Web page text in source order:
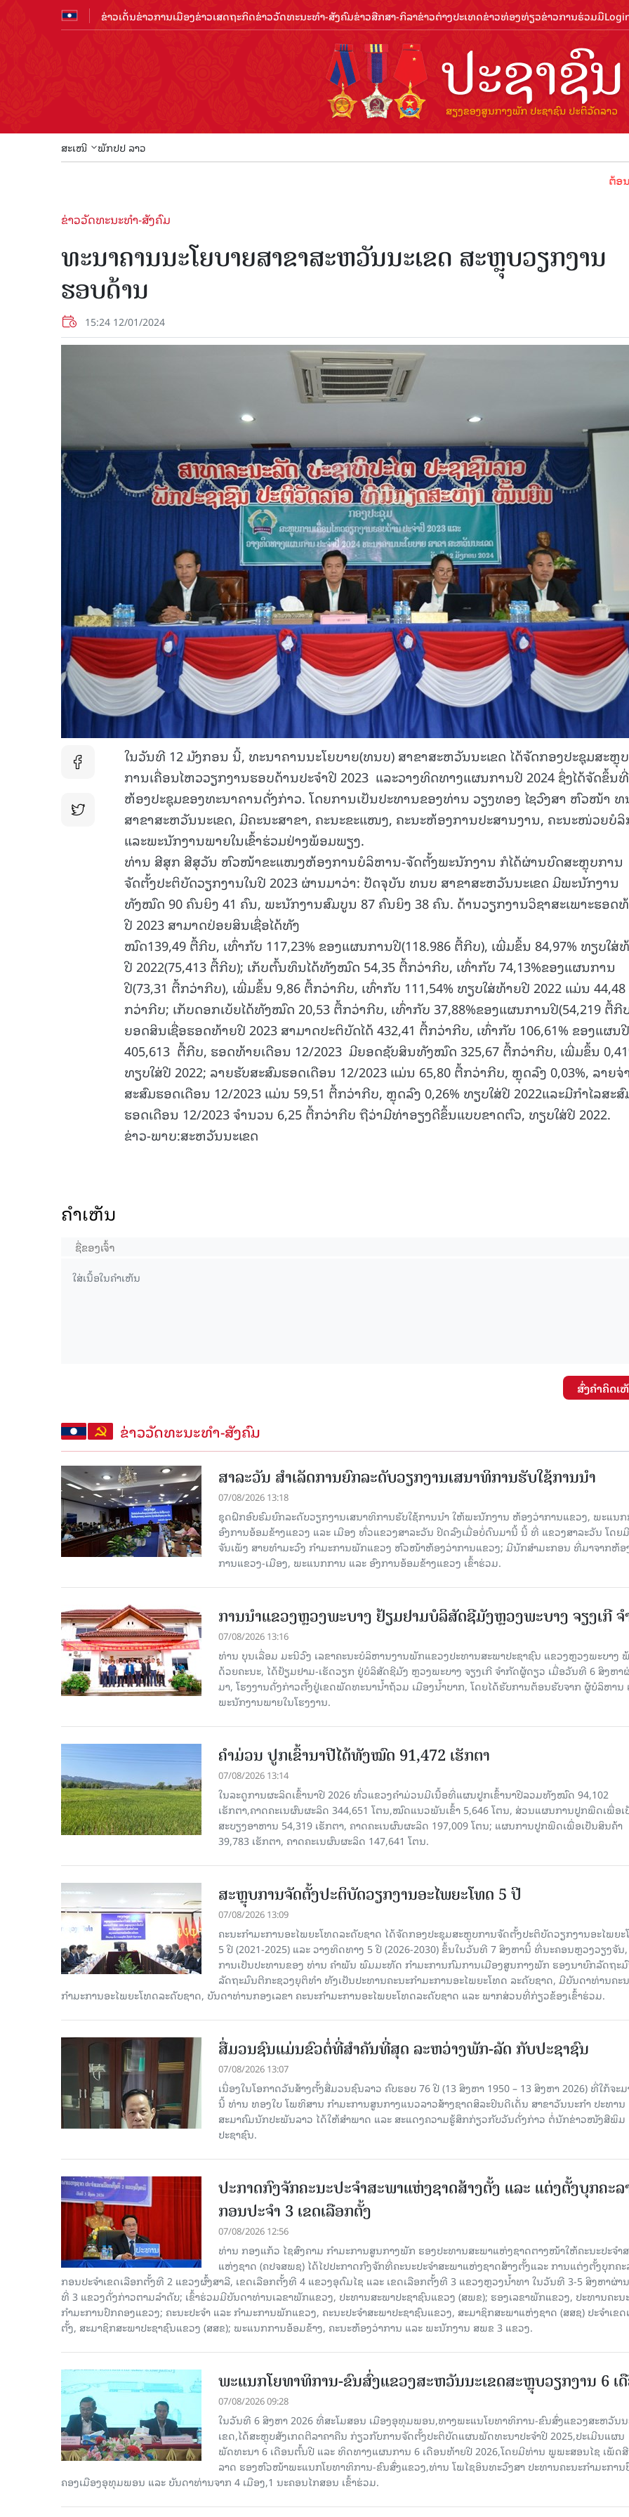
ຂ່າວເດັ່ນຂ່າວການເມືອງຂ່າວເສດຖະກິດຂ່າວວັດທະນະທຳ-ສັງຄົມຂ່າວສືກສາ-ກິລາຂ່າວຕ່າງປະເທດຂ່າວທ່ອງທ່ຽວຂ່າວການຮ່ວມມື
ສະເໜີ ພັກປປ ລາວ
ຕ້ອນຮັບປີທ່
ຂ່າວວັດທະນະທຳ-ສັງຄົມ
ທະນາຄານນະໂຍບາຍສາຂາສະຫວັນນະເຂດ ສະຫຼຸບວຽກງານ
ຮອບດ້ານ
15:24 12/01/2024
ໃນວັນທີ 12 ມັງກອນ ນີ້, ທະນາຄານນະໂຍບາຍ(ທນບ) ສາຂາສະຫວັນນະເຂດ ໄດ້ຈັດກອງປະຊຸມສະຫຼຸບ
ການເຄື່ອນໄຫວວຽກງານຮອບດ້ານປະຈໍາປີ 2023 ແລະວາງທິດທາງແຜນການປີ 2024 ຊຶ່ງໄດ້ຈັດຂຶ້ນທີ່
ຫ້ອງປະຊຸມຂອງທະນາຄານດັ່ງກ່າວ. ໂດຍການເປັນປະທານຂອງທ່ານ ວຽງທອງ ໄຊວົງສາ ຫົວໜ້າ
ສາຂາສະຫວັນນະເຂດ, ມີຄະນະສາຂາ, ຄະນະຂະແໜງ, ຄະນະຫ້ອງການປະສານງານ, ຄະນະໜ່ວຍບໍ
ແລະພະນັກງານພາຍໃນເຂົ້າຮ່ວມຢ່າງພ້ອມພຽງ.
ທ່ານ ສີສຸກ ສີສຸວັນ ຫົວໜ້າຂະແໜງຫ້ອງການບໍລິຫານ-ຈັດຕັ້ງພະນັກງານ ກໍໄດ້ຜ່ານບົດສະຫຼຸບການ
ຈັດຕັ້ງປະຕິບັດວຽກງານໃນປີ 2023 ຜ່ານມາວ່າ: ປັດຈຸບັນ ທນບ ສາຂາສະຫວັນນະເຂດ ມີພະນັກງານ
ທັງໝົດ 90 ຄົນຍິງ 41 ຄົນ, ພະນັກງານສົມບູນ 87 ຄົນຍິງ 38 ຄົນ. ດ້ານວຽກງານວິຊາສະເພາະຮອດ
ປີ 2023 ສາມາດປ່ອຍສິນເຊື່ອໄດ້ທັງ
ໝົດ139,49 ຕື້ກີບ, ເທົ່າກັບ 117,23% ຂອງແຜນການປີ(118.986 ຕື້ກີບ), ເພີ່ມຂຶ້ນ 84,97% ທຽບໃສ່
ປີ 2022(75,413 ຕື້ກີບ); ເກັບຕົ້ນທຶນໄດ້ທັງໝົດ 54,35 ຕື້ກວ່າກີບ, ເທົ່າກັບ 74,13%ຂອງແຜນການ
ປີ(73,31 ຕື້ກວ່າກີບ), ເພີ່ມຂຶ້ນ 9,86 ຕື້ກວ່າກີບ, ເທົ່າກັບ 111,54% ທຽບໃສ່ທ້າຍປີ 2022 ແມ່ນ
ກວ່າກີບ; ເກັບດອກເບ້ຍໄດ້ທັງໝົດ 20,53 ຕື້ກວ່າກີບ, ເທົ່າກັບ 37,88%ຂອງແຜນການປີ(54,219 ຕື້ກີ
ຍອດສິນເຊື່ອຮອດທ້າຍປີ 2023 ສາມາດປະຕິບັດໄດ້ 432,41 ຕື້ກວ່າກີບ, ເທົ່າກັບ 106,61% ຂອງແຜນປີ
405,613 ຕື້ກີບ, ຮອດທ້າຍເດືອນ 12/2023 ມີຍອດຊັບສິນທັງໝົດ 325,67 ຕື້ກວ່າກີບ, ເພີ່ມຂຶ້ນ
ທຽບໃສ່ປີ 2022; ລາຍຮັບສະສົມຮອດເດືອນ 12/2023 ແມ່ນ 65,80 ຕື້ກວ່າກີບ, ຫຼຸດລົງ 0,03%, ລາຍຈ່
ສະສົມຮອດເດືອນ 12/2023 ແມ່ນ 59,51 ຕື້ກວ່າກີບ, ຫຼຸດລົງ 0,26% ທຽບໃສ່ປີ 2022ແລະມີກໍາໄລສະສົ
ຮອດເດືອນ 12/2023 ຈໍານວນ 6,25 ຕື້ກວ່າກີບ ຖືວ່າມີທ່າອຽງດີຂຶ້ນແບບຂາດຕົວ, ທຽບໃສ່ປີ 2022.
ຂ່າວ-ພາບ:ສະຫວັນນະເຂດ
ຄໍາເຫັນ
ສົ່ງຄໍາຄິດເ
ຂ່າວວັດທະນະທຳ-ສັງຄົມ
ສາລະວັນ ສໍາເລັດການຍົກລະດັບວຽກງານເສນາທິການຮັບໃຊ້ການນໍາ
07/08/2026 13:18
ຊຸດຝຶກອົບຮົມຍົກລະດັບວຽກງານເສນາທິການຮັບໃຊ້ການນໍາ ໃຫ້ພະນັກງານ ຫ້ອງວ່າການແຂວງ, ພະແນ
ອົງການອ້ອມຂ້າງແຂວງ ແລະ ເມືອງ ທົ່ວແຂວງສາລະວັນ ປິດລົງເມື່ອ​ບໍ່​ດົນ​ມາ​ນີ້ ນີ້ ທີ່ ແຂວງສາລະວັນ ໂດຍ​
ຈັນເພັງ ສາຍທຳມະວົງ ກຳມະການພັກແຂວງ ຫົວໜ້າຫ້ອງວ່າການແຂວງ; ມີນັກສຳມະກອນ ທີ່ມາຈາກຫ້ອ
ການແຂວງ-ເມືອງ, ພະແນກການ ແລະ ອົງການອ້ອມຂ້າງແຂວງ ເຂົ້າຮ່ວມ.
ການນຳແຂວງຫຼວງພະບາງ ຢ້ຽມ​ຢາມບໍ​ລິ​ສັດຊີມັງຫຼວງພະບາງ ຈຽງເກີ ຈໍ
07/08/2026 13:16
ທ່ານ ບຸນເລື່ອມ ມະນີວົງ ເລ​ຂາ​ຄະ​ນະ​ບໍ​ລິ​ຫານ​ງານ​ພັກແຂວງປະທານສະພາປະຊາຊົນ ແຂວງຫຼວງພະບາງ
ດ້ວຍຄະນະ, ໄດ້ຢ້ຽມຢາມ-ເຮັດວຽກ ຢູ່ບໍລິສັດຊີມັງ ຫຼວງພະບາງ ຈຽງເກີ ຈໍາກັດຜູ້ດຽວ ເມື່ອ​ວັນ​ທີ 6 ສິງ​ຫາ​
ມາ, ໂຮງ​ງານ​ດັ່ງ​ກ່າວຕັ້ງຢູ່ເຂດພັດທະນານ້ຳຖ້ວມ ເມືອງນໍ້າບາກ, ໂດຍໄດ້ຮັບການຕ້ອນຮັບຈາກ ຜູ້ບໍລິຫານ
ພະນັກງານພາຍໃນໂຮງງານ.
ຄໍາມ່ວນ ປູກເຂົ້ານາປີໄດ້ທັງໝົດ 91,472 ເຮັກຕາ
07/08/2026 13:14
ໃນລະດູການຜະລິດເຂົ້ານາປີ 2026 ທົ່ວແຂວງຄໍາມ່ວນມີເນື້ອທີ່ແຜນປູກເຂົ້ານາປີລວມທັງໝົດ 94,102
ເຮັກຕາ,ຄາດຄະເນຜົນຜະລິດ 344,651 ໂຕນ,ໝົດແນວພັນເຂົ້າ 5,646 ໂຕນ, ສ່ວນແຜນການປູກພືດເພື່ອເ
ສະບຽງອາຫານ 54,319 ເຮັກຕາ, ຄາດຄະເນຜົນຜະລິດ 197,009 ໂຕນ; ແຜນການປູກພືດເພື່ອເປັນສິນຄ້າ
39,783 ເຮັກຕາ, ຄາດຄະເນຜົນຜະລິດ 147,641 ໂຕນ.
ສະຫຼຸບການຈັດຕັ້ງປະຕິບັດວຽກງານອະໄພຍະໂທດ 5 ປີ
07/08/2026 13:09
ຄະນະກຳມະການອະໄພຍະໂທດລະດັບຊາດ ໄດ້ຈັດກອງປະຊຸມສະຫຼຸບການຈັດຕັ້ງປະຕິບັດວຽກງານອະໄພຍ
5 ປີ (2021-2025) ແລະ ວາງທິດທາງ 5 ປີ (2026-2030) ຂຶ້ນໃນວັນທີ 7 ສິງຫານີ້ ທີ່ນະຄອນຫຼວງວຽງຈັນ
ການເປັນປະທານຂອງ ທ່ານ ຄໍາພັນ ພົມມະທັດ ກຳມະການກົມການເມືອງສູນກາງພັກ ຮອງນາຍົກລັດຖະ
ລັດຖະມົນຕີກະຊວງຍຸຕິທຳ ທັງເປັນປະທານຄະນະກຳມະການອະໄພຍະໂທດ ລະດັບຊາດ, ມີບັນດາທ່ານຄະ
ກໍາມະການອະໄພຍະໂທດລະດັບຊາດ, ບັນດາທ່ານກອງເລຂາ ຄະນະກຳມະການອະໄພຍະໂທດລະດັບຊາດ ແລະ ພາກສ່ວນທີ່ກ່ຽວຂ້ອງເຂົ້າຮ່ວມ.
ສື່ມວນຊົນແມ່ນຂົວຕໍ່ທີ່ສໍາຄັນທີ່ສຸດ ລະຫວ່າງພັກ-ລັດ ກັບປະຊາຊົນ
07/08/2026 13:07
ເນື່ອງໃນໂອກາດວັນສ້າງຕັ້ງສື່ມວນຊົນລາວ ຄົບຮອບ 76 ປີ (13 ສິງຫາ 1950 – 13 ສິງຫາ 2026) ທີ່ໃກ້ຈະມ
ນີ້ ທ່ານ ທອງໃບ ໂພທິສານ ກໍາມະການສູນກາງແນວລາວສ້າງຊາດສິລະປິນດີເດັ່ນ ສາຂາວັນນະກໍາ ປະທານ
ສະມາຄົມນັກປະພັນລາວ ໄດ້ໃຫ້ສໍາພາດ ແລະ ສະແດງຄວາມຮູ້ສຶກກ່ຽວກັບວັນດັ່ງກ່າວ ຕໍ່ນັກຂ່າວໜັງສືພິມ
ປະຊາຊົນ.
ປະກາດກົງຈັກຄະນະປະຈໍາສະພາແຫ່ງຊາດສ້າງຕັ້ງ ແລະ ແຕ່ງຕັ້ງບຸກຄະລ
ກອນປະຈໍາ 3 ເຂດເລືອກຕັ້ງ
07/08/2026 12:56
ທ່ານ ກອງແກ້ວ ໄຊສົງຄາມ ກຳມະການສູນກາງພັກ ຮອງປະທານສະພາແຫ່ງຊາດຕາງໜ້າໃຫ້ຄະນະປະຈໍາ
ແຫ່ງຊາດ (ຄປຈສພຊ) ໄດ້ໄປປະກາດກົງຈັກທີ່ຄະນະປະຈໍາສະພາແຫ່ງຊາດສ້າງຕັ້ງແລະ ການແຕ່ງຕັ້ງບຸກຄະ
ກອນປະຈໍາເຂດເລືອກຕັ້ງທີ 2 ແຂວງຜົ້ງສາລີ, ເຂດເລືອກຕັ້ງທີ 4 ແຂວງອຸດົມໄຊ ແລະ ເຂດເລືອກຕັ້ງທີ 3 ແຂວງຫຼວງນ້ຳທາ ໃນວັນທີ 3-5 ສິງຫາຜ່າ
ທີ່ 3 ແຂວງດັ່ງກ່າວຕາມລຳດັບ; ເຂົ້າຮ່ວມມີບັນດາທ່ານເລຂາພັກແຂວງ, ປະທານສະພາປະຊາຊົນແຂວງ (ສພຂ); ຮອງເລຂາພັກແຂວງ, ປະທານຄະນ
ກໍາມະການປົກຄອງແຂວງ; ຄະນະປະຈໍາ ແລະ ກໍາມະການພັກແຂວງ, ຄະນະປະຈໍາສະພາປະຊາຊົນແຂວງ, ສະມາຊິກສະພາແຫ່ງຊາດ (ສສຊ) ປະຈໍາເຂດ
ຕັ້ງ, ສະມາຊິກສະພາປະຊາຊົນແຂວງ (ສສຂ); ພະແນກການອ້ອມຂ້າງ, ຄະນະຫ້ອງວ່າການ ແລະ ພະນັກງານ ສພຂ 3 ແຂວງ.
ພະແນກໂຍທາທິການ-ຂົນສົ່ງແຂວງສະຫວັນນະເຂດສະຫຼຸບວຽກງານ 6 ເ
07/08/2026 09:28
ໃນວັນທີ 6 ສິງຫາ 2026 ທີ່ສະໂມສອນ ເມືອງອຸທຸມພອນ,ທາງພະແນໂຍທາທິການ-ຂົນສົ່ງແຂວງສະຫວັນ
ເຂດ,ໄດ້ສະຫຼຸບສັງເກດຕີລາຄາຄືນ ກ່ຽວກັບການຈັດຕັ້ງປະຕິບັດແຜນພັດທະນາປະຈໍາປີ 2025,ປະເມີນແຜນ
ພັດທະນາ 6 ເດືອນຕົ້ນປີ ແລະ ທິດທາງແຜນການ 6 ເດືອນທ້າຍປີ 2026,ໂດຍມີທ່ານ ພູພະສອນໄຊ ເພັດ
ລາດ ຮອງຫົວໜ້າພະແນກໂຍທາທິການ-ຂົນສົ່ງແຂວງ,ທ່ານ ໂພໄຊອິນທະວົງສາ ປະທານຄະນະກໍາມະການ
ຄອງເມືອງອຸທຸມພອນ ແລະ ບັນດາທ່ານຈາກ 4 ເມືອງ,1 ນະຄອນໄກສອນ ເຂົ້າຮ່ວມ.
15.040(07-08-